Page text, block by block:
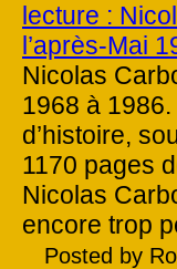
lecture :
l’après-Mai
Nicolas
1968 à
d’histoire,
1170 pages
Nicolas
encore trop
Posted by